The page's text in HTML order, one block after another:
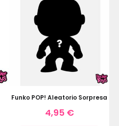
Funko POP! Aleatorio Sorpresa
4,95 €